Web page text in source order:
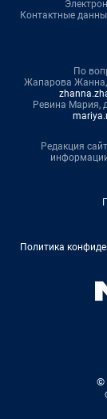
Контактные
По
Жапарова Жанна,
Ревина Мария,
Редакция
Политика
©